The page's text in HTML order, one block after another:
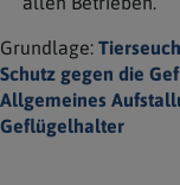
Grundlage:
Schutz gegen die
Allgemeines
Geflügelhalter